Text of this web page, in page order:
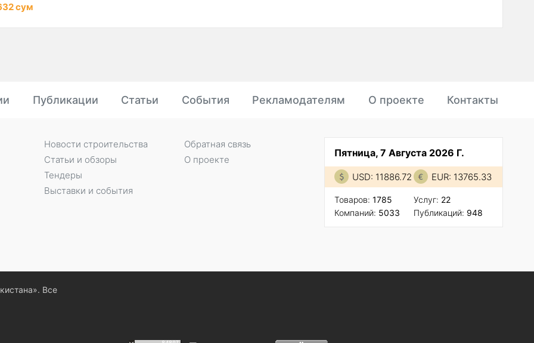
сум
Публикации Статьи События Рекламодателям О проекте Контакты
Пятница, 7 Августа 2026 Г.
USD: 11886.72 EUR: 13765.33
Товаров: 1785
Компаний: 5033
Услуг: 22
Публикаций: 948
Новости строительства
Статьи и обзоры
Тендеры
Выставки и события
Обратная связь
О проекте
Все